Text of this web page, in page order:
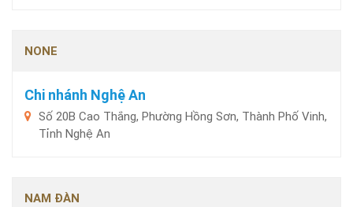
NONE
Chi nhánh Nghệ An
Số 20B Cao Thắng, Phường Hồng Sơn, Thành Phố Vinh,
Tỉnh Nghệ An
NAM ĐÀN